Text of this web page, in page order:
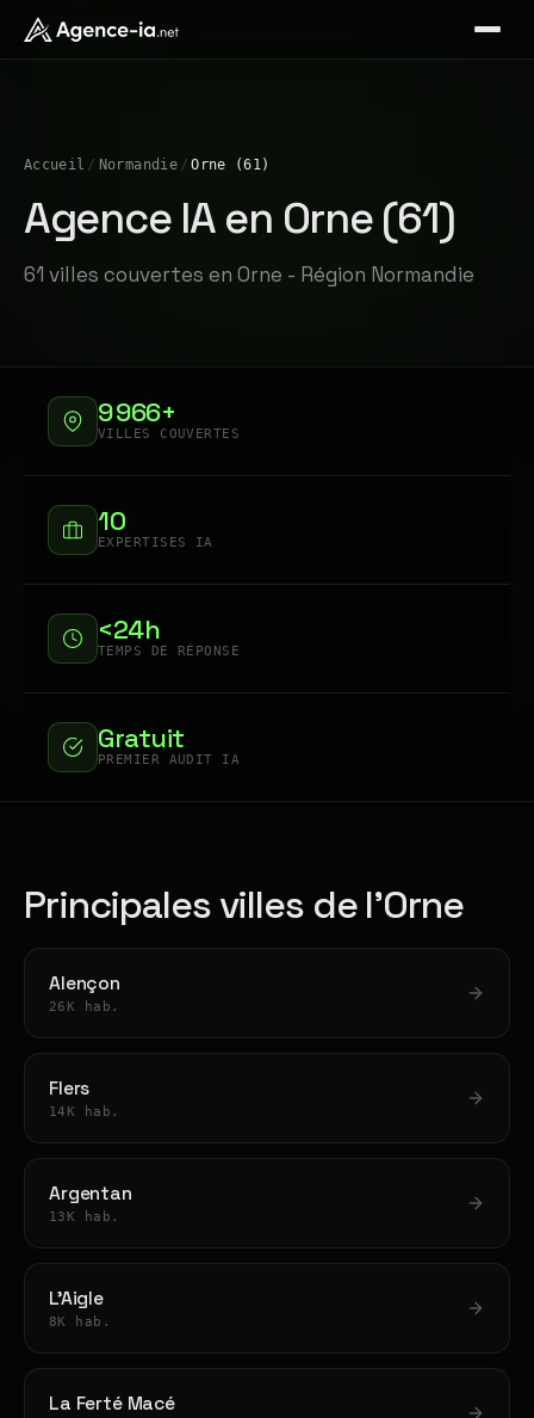
Accueil / Normandie / Orne (61)
Agence IA en Orne (61)
61 villes couvertes en Orne - Région Normandie
9 966+
VILLES COUVERTES
10
EXPERTISES IA
<24h
TEMPS DE RÉPONSE
Gratuit
PREMIER AUDIT IA
Principales villes de l'Orne
Alençon
26K hab.
Flers
14K hab.
Argentan
13K hab.
L'Aigle
8K hab.
La Ferté Macé